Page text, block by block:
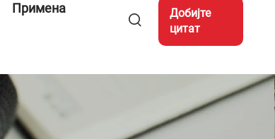
Примена
Добијте
цитат